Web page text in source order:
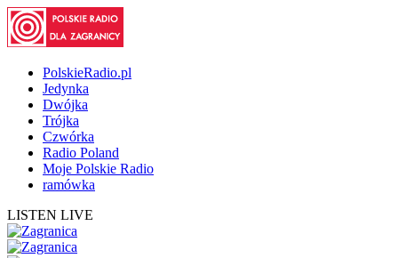
PolskieRadio.pl
Jedynka
Dwójka
Trójka
Czwórka
Radio Poland
Moje Polskie Radio
ramówka
LISTEN LIVE